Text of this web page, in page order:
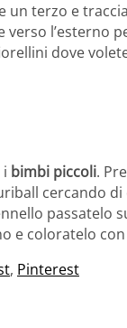
un terzo e
verso l’esterno
dove
i bimbi piccoli.
cercando
passatelo
e coloratelo
, Pinterest